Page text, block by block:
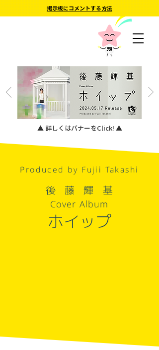
掲示板にコメントする方法
▲ 詳しくはバナーをClick! ▲
Produced by Fujii Takashi
後藤輝基
Cover Album
ホイップ